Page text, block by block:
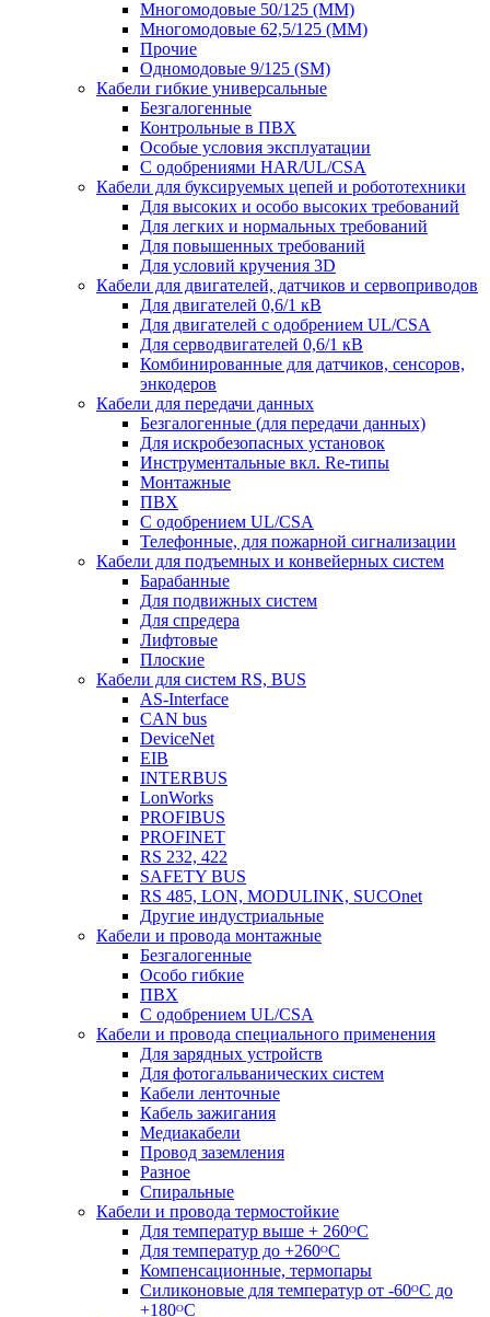
Многомодовые 50/125 (ММ)
Многомодовые 62,5/125 (ММ)
Прочие
Одномодовые 9/125 (SM)
Кабели гибкие универсальные
Безгалогенные
Контрольные в ПВХ
Особые условия эксплуатации
С одобрениями HAR/UL/CSA
Кабели для буксируемых цепей и робототехники
Для высоких и особо высоких требований
Для легких и нормальных требований
Для повышенных требований
Для условий кручения 3D
Кабели для двигателей, датчиков и сервоприводов
Для двигателей 0,6/1 кВ
Для двигателей с одобрением UL/CSA
Для серводвигателей 0,6/1 кВ
Комбинированные для датчиков, cенсоров,
энкодеров
Кабели для передачи данных
Безгалогенные (для передачи данных)
Для искробезопасных установок
Инструментальные вкл. Re-типы
Монтажные
ПВХ
С одобрением UL/CSA
Телефонные, для пожарной сигнализации
Кабели для подъемных и конвейерных систем
Барабанные
Для подвижных систем
Для спредера
Лифтовые
Плоские
Кабели для систем RS, BUS
AS-Interface
CAN bus
DeviceNet
EIB
INTERBUS
LonWorks
PROFIBUS
PROFINET
RS 232, 422
SAFETY BUS
RS 485, LON, MODULINK, SUCOnet
Другие индустриальные
Кабели и провода монтажные
Безгалогенные
Особо гибкие
ПВХ
С одобрением UL/CSA
Кабели и провода специального применения
Для зарядных устройств
Для фотогальванических систем
Кабели ленточные
Кабель зажигания
Медиакабели
Провод заземления
Разное
Спиральные
Кабели и провода термостойкие
Для температур выше + 260ᴼС
Для температур до +260ᴼС
Компенсационные, термопары
Силиконовые для температур от -60ᴼC до
+180ᴼС